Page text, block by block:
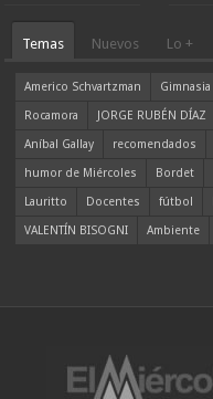
Temas Nuevos Lo +
Americo Schvartzman Gimnasia
Rocamora
JORGE RUBÉN DÍAZ
Aníbal Gallay
recomendados
humor de Miércoles
Bordet
Lauritto
Docentes fútbol
VALENTÍN BISOGNI
Ambiente